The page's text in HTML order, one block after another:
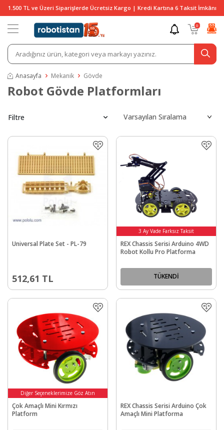
1.500 TL ve Üzeri Siparişlerde Ücretsiz Kargo | Kredi Kartına 6 Taksit İmkânı
0
Anasayfa Mekanik Gövde
Robot Gövde Platformları
Filtre
Universal Plate Set - PL-79
512,61 TL
3 Ay Vade Farksız Taksit
3 Ay Vade Farksız Taksit
REX Chassis Serisi Arduino 4WD
Robot Kollu Pro Platforma
TÜKENDİ
Diğer Seçeneklerimize Göz Atın
Çok Amaçlı Mini Kırmızı
Platform
REX Chassis Serisi Arduino Çok
Amaçlı Mini Platforma